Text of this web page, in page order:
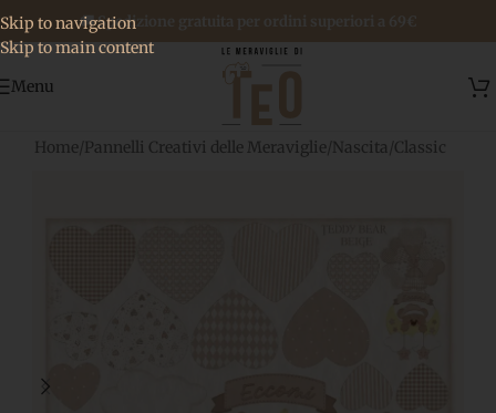
Skip to navigation
Skip to main content
🚚 Spedizione gratuita per ordini superiori a 69€
Menu
Home/Pannelli Creativi delle Meraviglie/Nascita /Classic